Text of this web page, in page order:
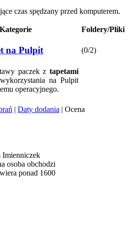
czas spędzany przed komputerem.
Kategorie Foldery/Pliki
na Pulpit (0/2)
paczek z tapetami
na Pulpit
operacyjnego.
| Daty dodania | Ocena
Imienniczek
osoba obchodzi
ponad 1600